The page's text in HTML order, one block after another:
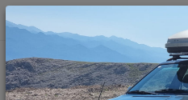
Po - Pá 9:00 - 17:00